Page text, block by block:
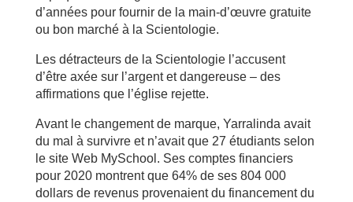
d’années pour fournir de la main-d’œuvre gratuite
ou bon marché à la Scientologie.
Les détracteurs de la Scientologie l’accusent
d’être axée sur l’argent et dangereuse – des
affirmations que l’église rejette.
Avant le changement de marque, Yarralinda avait
du mal à survivre et n’avait que 27 étudiants selon
le site Web MySchool. Ses comptes financiers
pour 2020 montrent que 64% de ses 804 000
dollars de revenus provenaient du financement du